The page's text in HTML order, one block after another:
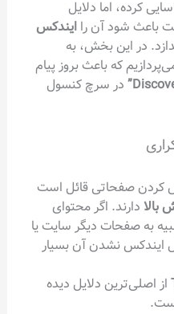
کرده، اما دلایل
باعث شود آن را ایندکس
در این بخش، به
که باعث بروز پیام
در سرچ کنسول
کردن صفحاتی قائل است
بالا دارند. اگر محتوای
به صفحات دیگر سایت یا
ایندکس نشدن آن بسیار
از اصلی‌ترین دلایل دیده